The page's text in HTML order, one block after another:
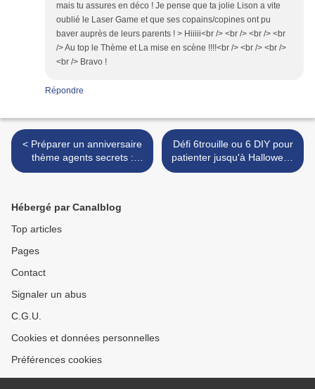
mais tu assures en déco ! Je pense que ta jolie Lison a vite
oublié le Laser Game et que ses copains/copines ont pu
baver auprès de leurs parents ! > Hiiiii<br /> <br /> <br /> <br
/> Au top le Thème et La mise en scène !!!!<br /> <br /> <br />
<br /> Bravo !
Répondre
< Préparer un anniversaire
thème agents secrets :
déco de table bombes
Défi 6trouille ou 6 DIY pour
patienter jusqu'à Halloween
#1 >
Hébergé par Canalblog
Top articles
Pages
Contact
Signaler un abus
C.G.U.
Cookies et données personnelles
Préférences cookies